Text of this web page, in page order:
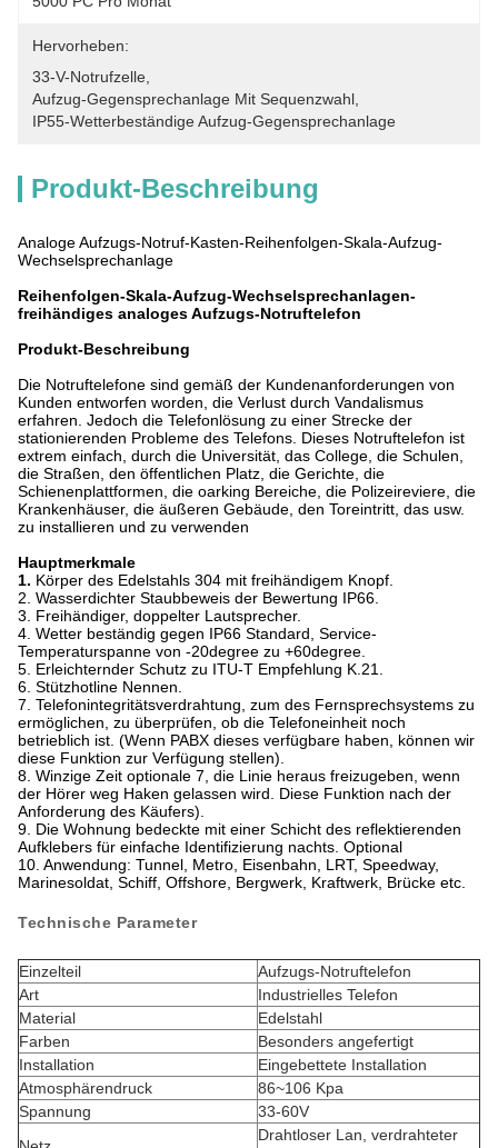
Hervorheben:
33-V-Notrufzelle
Aufzug-Gegensprechanlage Mit Sequenzwahl
IP55-Wetterbeständige Aufzug-Gegensprechanlage
Produkt-Beschreibung
Analoge Aufzugs-Notruf-Kasten-Reihenfolgen-Skala-Aufzug-
Wechselsprechanlage
Reihenfolgen-Skala-Aufzug-Wechselsprechanlagen-
freihändiges analoges Aufzugs-Notruftelefon
Produkt-Beschreibung
Die Notruftelefone sind gemäß der Kundenanforderungen von
Kunden entworfen worden, die Verlust durch Vandalismus
erfahren. Jedoch die Telefonlösung zu einer Strecke der
stationierenden Probleme des Telefons. Dieses Notruftelefon ist
extrem einfach, durch die Universität, das College, die Schulen,
die Straßen, den öffentlichen Platz, die Gerichte, die
Schienenplattformen, die oarking Bereiche, die Polizeireviere, die
Krankenhäuser, die äußeren Gebäude, den Toreintritt, das usw.
zu installieren und zu verwenden
Hauptmerkmale
1. Körper des Edelstahls 304 mit freihändigem Knopf.
2. Wasserdichter Staubbeweis der Bewertung IP66.
3. Freihändiger, doppelter Lautsprecher.
4. Wetter beständig gegen IP66 Standard, Service-
Temperaturspanne von -20degree zu +60degree.
5. Erleichternder Schutz zu ITU-T Empfehlung K.21.
6. Stützhotline Nennen.
7. Telefonintegritätsverdrahtung, zum des Fernsprechsystems zu
ermöglichen, zu überprüfen, ob die Telefoneinheit noch
betrieblich ist. (Wenn PABX dieses verfügbare haben, können wir
diese Funktion zur Verfügung stellen).
8. Winzige Zeit optionale 7, die Linie heraus freizugeben, wenn
der Hörer weg Haken gelassen wird. Diese Funktion nach der
Anforderung des Käufers).
9. Die Wohnung bedeckte mit einer Schicht des reflektierenden
Aufklebers für einfache Identifizierung nachts. Optional
10. Anwendung: Tunnel, Metro, Eisenbahn, LRT, Speedway,
Marinesoldat, Schiff, Offshore, Bergwerk, Kraftwerk, Brücke etc.
Technische Parameter
Einzelteil
Aufzugs-Notruftelefon
Art
Industrielles Telefon
Material
Edelstahl
Farben
Besonders angefertigt
Installation
Eingebettete Installation
Atmosphärendruck
86~106 Kpa
Spannung
33-60V
Drahtloser Lan, verdrahteter